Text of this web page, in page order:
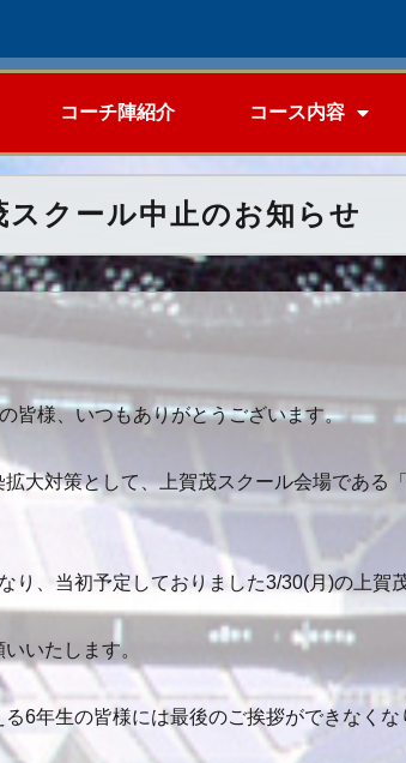
コーチ陣紹介 コース内容
スクール中止のお知らせ
皆様、いつもありがとうございます。
大対策として、上賀茂スクール会場である
り、当初予定しておりました3/30(月)の上
いたします。
6年生の皆様には最後のご挨拶ができなく